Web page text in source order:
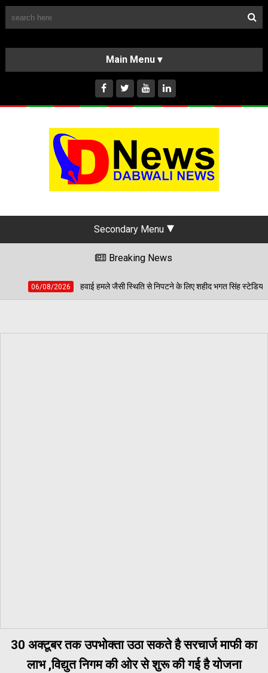
HOME
ABOUT US
INSTAGRAM
Secondary Menu
Breaking News
जैसी स्थिति से निपटने के लिए शहीद भगत सिंह स्टेडियम में हुई मॉक एक्सरसाइज, आठ
30 अक्टूबर तक उपभोक्ता उठा सकते है सरचार्ज माफी का
लाभ ,विद्युत निगम की ओर से शुरू की गई है योजना